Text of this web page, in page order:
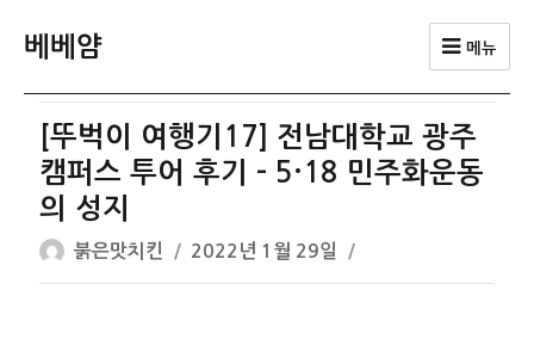
베베얌 메뉴
[뚜벅이 여행기17] 전남대학교 광주
캠퍼스 투어 후기 – 5·18 민주화운동
의 성지
글
쓴
붉은맛치킨
작
성
2022년 1월 29일